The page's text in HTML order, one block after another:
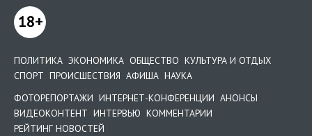
18+
ПОЛИТИКА ЭКОНОМИКА ОБЩЕСТВО КУЛЬТУРА И ОТДЫХ
СПОРТ ПРОИСШЕСТВИЯ АФИША НАУКА
ФОТОРЕПОРТАЖИ ИНТЕРНЕТ-КОНФЕРЕНЦИИ АНОНСЫ
ВИДЕОКОНТЕНТ ИНТЕРВЬЮ КОММЕНТАРИИ
РЕЙТИНГ НОВОСТЕЙ